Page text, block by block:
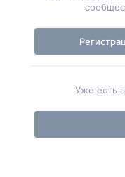
Уже есть